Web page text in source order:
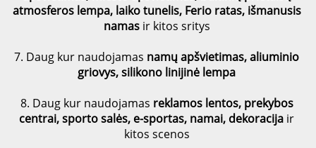
atmosferos lempa, laiko tunelis, Ferio ratas, išmanusis
namas ir kitos sritys
7. Daug kur naudojamas namų apšvietimas, aliuminio
griovys, silikono linijinė lempa
8. Daug kur naudojamas reklamos lentos, prekybos
centrai, sporto salės, e-sportas, namai, dekoracija ir
kitos scenos